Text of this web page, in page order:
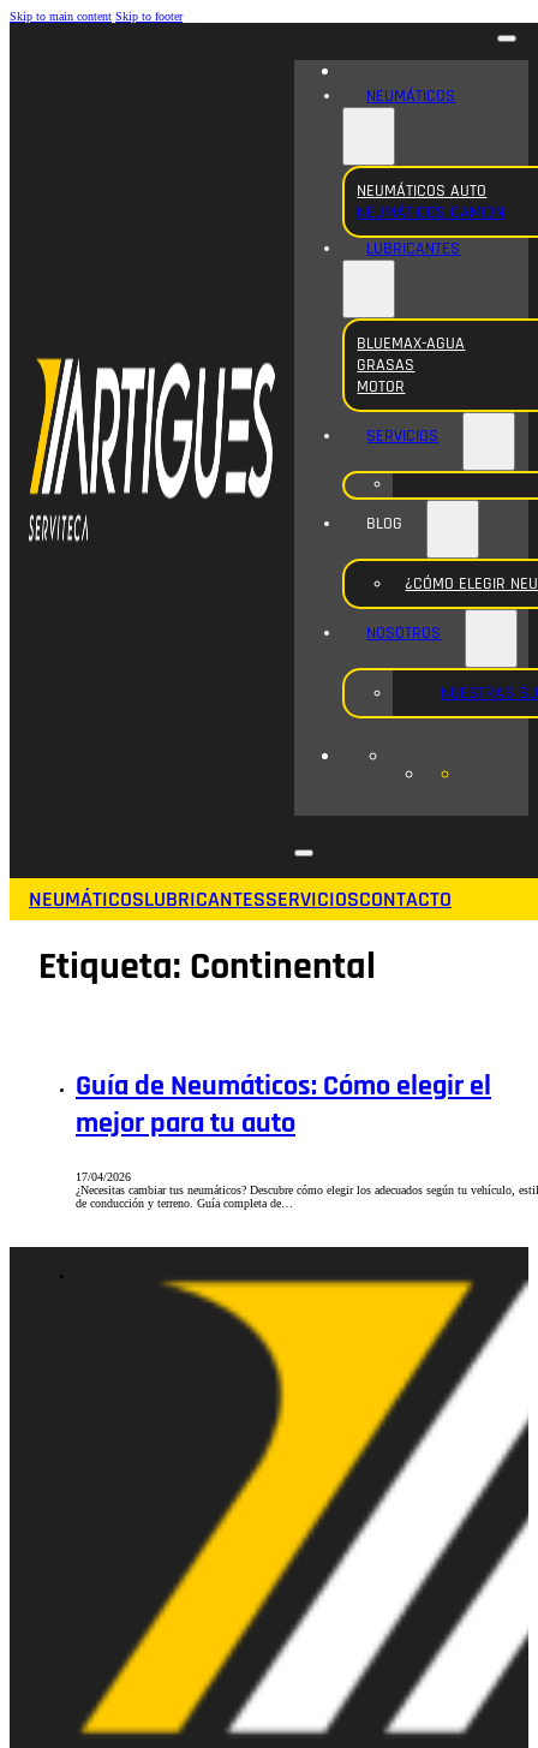
Skip to main content Skip to footer
NEUMÁTICOS
NEUMÁTICOS AUTO
NEUMÁTICOS CAMION
LUBRICANTES
BLUEMAX-AGUA
GRASAS
MOTOR
SERVICIOS
BLOG
¿CÓMO ELEGIR
NOSOTROS
NUESTRAS
NEUMÁTICOSLUBRICANTESSERVICIOSCONTACTO
Etiqueta: Continental
Guía de Neumáticos: Cómo elegir el
mejor para tu auto
17/04/2026
¿Necesitas cambiar tus neumáticos? Descubre cómo elegir los adecuados según tu vehículo,
de conducción y terreno. Guía completa de…